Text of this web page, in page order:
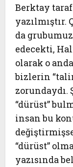
Berktay
da
edecekti,
olarak o
bizlerin
zorundaydı.
“dürüst”
insan bu
“dürüst”
yazısında